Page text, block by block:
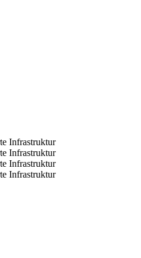
Infrastruktur
Infrastruktur
Infrastruktur
Infrastruktur